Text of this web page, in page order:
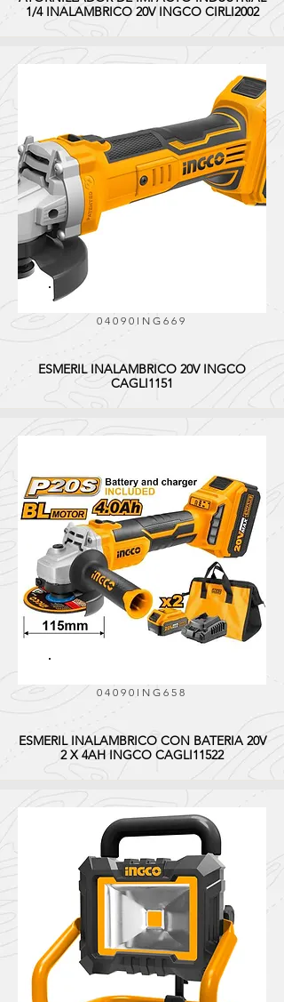
1/4 INALAMBRICO 20V INGCO CIRLI2002
04090ING669
ESMERIL INALAMBRICO 20V INGCO
CAGLI1151
04090ING658
ESMERIL INALAMBRICO CON BATERIA 20V
2 X 4AH INGCO CAGLI11522